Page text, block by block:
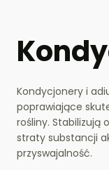
Kondycjonery i
poprawiające
rośliny. Stabilizują
straty substancji
przyswajalność.